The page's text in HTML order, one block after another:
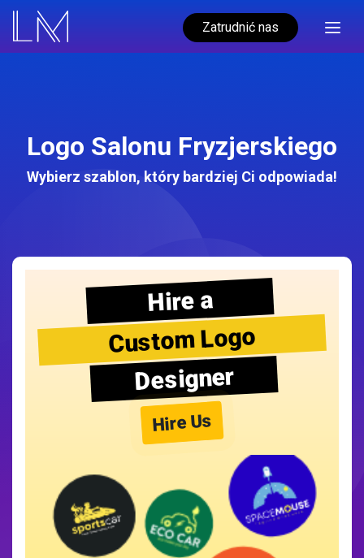
Zatrudnić nas
Logo Salonu Fryzjerskiego
Wybierz szablon, który bardziej Ci odpowiada!
Hire a
Custom Logo
Designer
Hire Us